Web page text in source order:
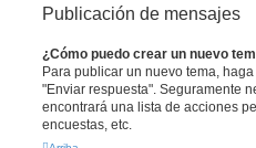
Publicación de mensajes
¿Cómo puedo crear un nuevo
Para publicar un nuevo tema,
"Enviar respuesta". Seguramente
encontrará una lista de acciones
encuestas, etc.